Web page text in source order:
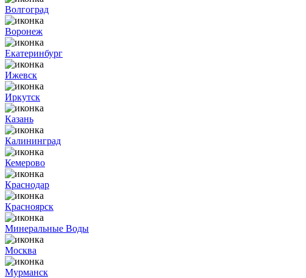
Волгоград
Воронеж
Екатеринбург
Ижевск
Иркутск
Казань
Калининград
Кемерово
Краснодар
Красноярск
Минеральные Воды
Москва
Мурманск